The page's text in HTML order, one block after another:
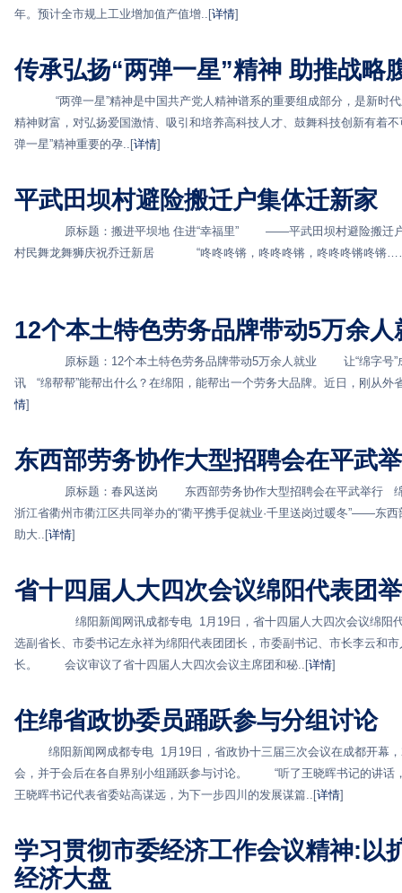
年。预计全市规上工业增加值产值增..[详情]
传承弘扬“两弹一星”精神 助推战略
“两弹一星”精神是中国共产党人精神谱系的重要组成部分，是新时代
精神财富，对弘扬爱国激情、吸引和培养高科技人才、鼓舞科技创新有
弹一星”精神重要的孕..[详情]
平武田坝村避险搬迁户集体迁新家
原标题：搬进平坝地 住进“幸福里” ——平武田坝村避险搬迁户集
村民舞龙舞狮庆祝乔迁新居 “咚咚咚锵，咚咚咚锵，咚咚咚锵咚锵
12个本土特色劳务品牌带动5万余人
原标题：12个本土特色劳务品牌带动5万余人就业 让“绵字号”成
讯 “绵帮帮”能帮出什么？在绵阳，能帮出一个劳务大品牌。近日，刚从外
情]
东西部劳务协作大型招聘会在平武
原标题：春风送岗 东西部劳务协作大型招聘会在平武举行 绵
浙江省衢州市衢江区共同举办的“衢平携手促就业·千里送岗过暖冬”——东西
助大..[详情]
省十四届人大四次会议绵阳代表团
绵阳新闻网讯成都专电 1月19日，省十四届人大四次会议绵阳代
选副省长、市委书记左永祥为绵阳代表团团长，市委副书记、市长李云和
长。 会议审议了省十四届人大四次会议主席团和秘..[详情]
住绵省政协委员踊跃参与分组讨论
绵阳新闻网成都专电 1月19日，省政协十三届三次会议在成都开幕，
会，并于会后在各自界别小组踊跃参与讨论。 “听了王晓晖书记的讲话
王晓晖书记代表省委站高谋远，为下一步四川的发展谋篇..[详情]
学习贯彻市委经济工作会议精神:以
经济大盘